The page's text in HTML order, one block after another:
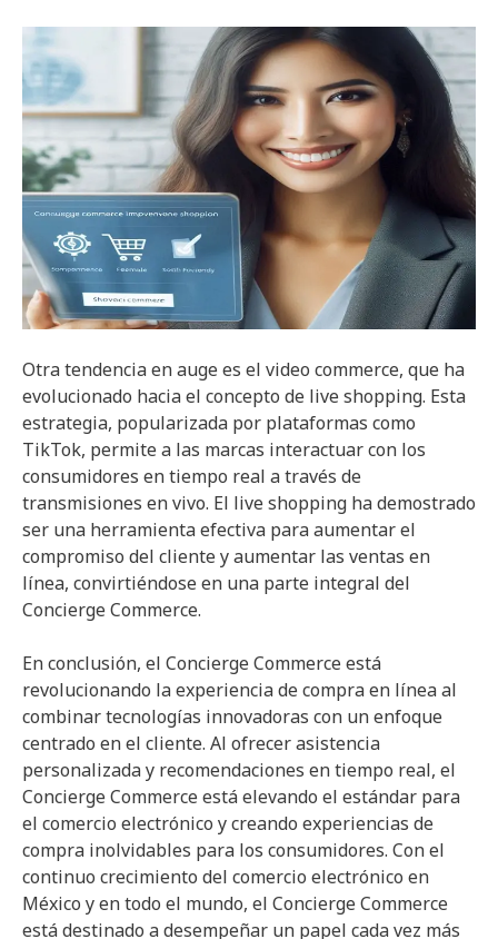
Otra tendencia en auge es el video commerce, que ha
evolucionado hacia el concepto de live shopping. Esta
estrategia, popularizada por plataformas como
TikTok, permite a las marcas interactuar con los
consumidores en tiempo real a través de
transmisiones en vivo. El live shopping ha demostrado
ser una herramienta efectiva para aumentar el
compromiso del cliente y aumentar las ventas en
línea, convirtiéndose en una parte integral del
Concierge Commerce.
En conclusión, el Concierge Commerce está
revolucionando la experiencia de compra en línea al
combinar tecnologías innovadoras con un enfoque
centrado en el cliente. Al ofrecer asistencia
personalizada y recomendaciones en tiempo real, el
Concierge Commerce está elevando el estándar para
el comercio electrónico y creando experiencias de
compra inolvidables para los consumidores. Con el
continuo crecimiento del comercio electrónico en
México y en todo el mundo, el Concierge Commerce
está destinado a desempeñar un papel cada vez más